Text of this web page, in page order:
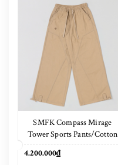
SMFK Compass Mirage
Tower Sports Pants/Cotton
4.200.000₫